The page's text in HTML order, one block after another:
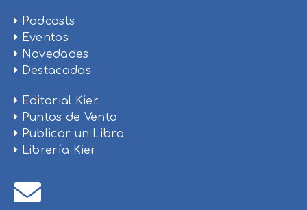
Podcasts
Eventos
Novedades
Destacados
Editorial Kier
Puntos de Venta
Publicar un Libro
Librería Kier